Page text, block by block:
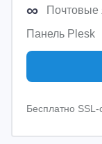
∞
Почтовые
Панель Plesk
Бесплатно